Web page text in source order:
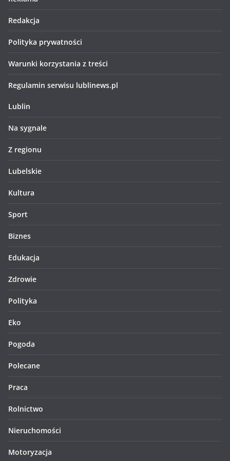
Redakcja
Polityka prywatności
Warunki korzystania z treści
Regulamin serwisu lublinews.pl
Lublin
Na sygnale
Z regionu
Lubelskie
Kultura
Sport
Biznes
Edukacja
Zdrowie
Polityka
Eko
Pogoda
Polecane
Praca
Rolnictwo
Nieruchomości
Motoryzacja